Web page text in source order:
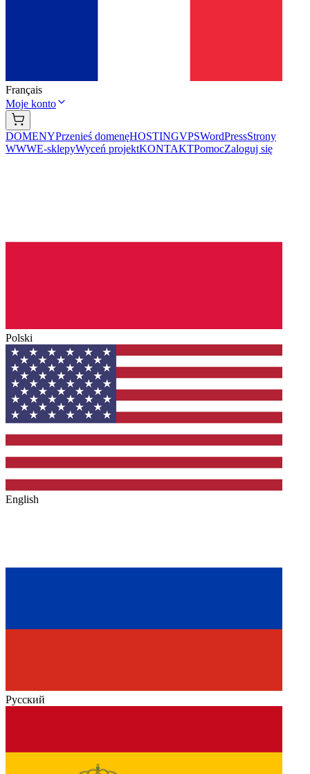
Français
Moje konto
DOMENYPrzenieś domenęHOSTINGVPSWordPressStrony
WWWE-sklepyWyceń projektKONTAKTPomocZaloguj się
Polski
English
Русский